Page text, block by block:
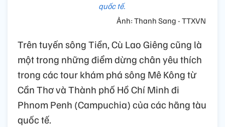
quốc tế.
Ảnh: Thanh Sang - TTXVN
Trên tuyến sông Tiền, Cù Lao Giêng cũng là
một trong những điểm dừng chân yêu thích
trong các tour khám phá sông Mê Kông từ
Cần Thơ và Thành phố Hồ Chí Minh đi
Phnom Penh (Campuchia) của các hãng tàu
quốc tế.